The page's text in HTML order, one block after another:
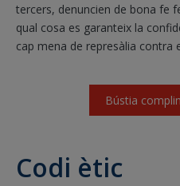
tercers, denuncien de bona fe
qual cosa es garanteix la
cap mena de represàlia contra
Bústia
Codi ètic